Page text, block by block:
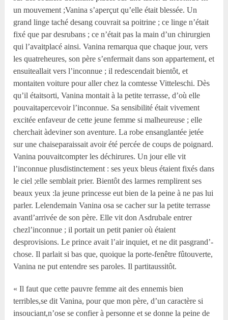
un mouvement ;Vanina s’aperçut qu’elle était blessée. Un
grand linge taché desang couvrait sa poitrine ; ce linge n’était
fixé que par desrubans ; ce n’était pas la main d’un chirurgien
qui l’avaitplacé ainsi. Vanina remarqua que chaque jour, vers
les quatreheures, son père s’enfermait dans son appartement, et
ensuiteallait vers l’inconnue ; il redescendait bientôt, et
montaiten voiture pour aller chez la comtesse Vitteleschi. Dès
qu’il étaitsorti, Vanina montait à la petite terrasse, d’où elle
pouvaitapercevoir l’inconnue. Sa sensibilité était vivement
excitée enfaveur de cette jeune femme si malheureuse ; elle
cherchait àdeviner son aventure. La robe ensanglantée jetée
sur une chaiseparaissait avoir été percée de coups de poignard.
Vanina pouvaitcompter les déchirures. Un jour elle vit
l’inconnue plusdistinctement : ses yeux bleus étaient fixés dans
le ciel ;elle semblait prier. Bientôt des larmes remplirent ses
beaux yeux :la jeune princesse eut bien de la peine à ne pas lui
parler. Lelendemain Vanina osa se cacher sur la petite terrasse
avantl’arrivée de son père. Elle vit don Asdrubale entrer
chezl’inconnue ; il portait un petit panier où étaient
desprovisions. Le prince avait l’air inquiet, et ne dit pasgrand’-
chose. Il parlait si bas que, quoique la porte-fenêtre fûtouverte,
Vanina ne put entendre ses paroles. Il partitaussitôt.
« Il faut que cette pauvre femme ait des ennemis bien
terribles,se dit Vanina, pour que mon père, d’un caractère si
insouciant,n’ose se confier à personne et se donne la peine de